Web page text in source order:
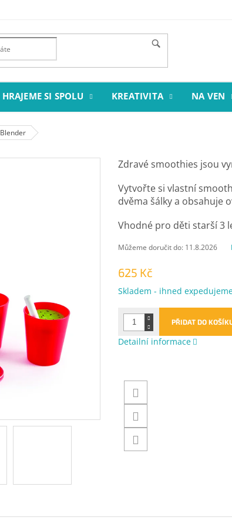
HRAJEME SI SPOLU KREATIVITA NA VEN
625 Kč
Měrná
Skladem - ihned
Můžeme doručit do: 11.8.2026
PŘIDAT DO
Zdravé smoothies jsou
Vytvořte si vlastní
dvěma šálky a obsahuje
Vhodné pro děti starší 3
Detailní informace